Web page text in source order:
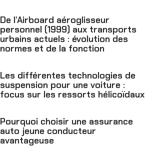
De l’Airboard aéroglisseur
personnel (1999) aux transports
urbains actuels : évolution des
normes et de la fonction
Les différentes technologies de
suspension pour une voiture :
focus sur les ressorts hélicoïdaux
Pourquoi choisir une assurance
auto jeune conducteur
avantageuse